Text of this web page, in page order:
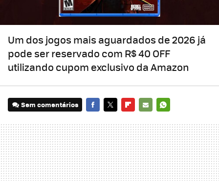
Um dos jogos mais aguardados de 2026 já
pode ser reservado com R$ 40 OFF
utilizando cupom exclusivo da Amazon
Sem comentários
MAIL